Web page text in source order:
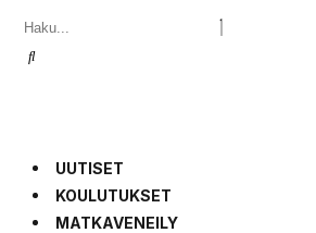
UUTISET
KOULUTUKSET
MATKAVENEILY